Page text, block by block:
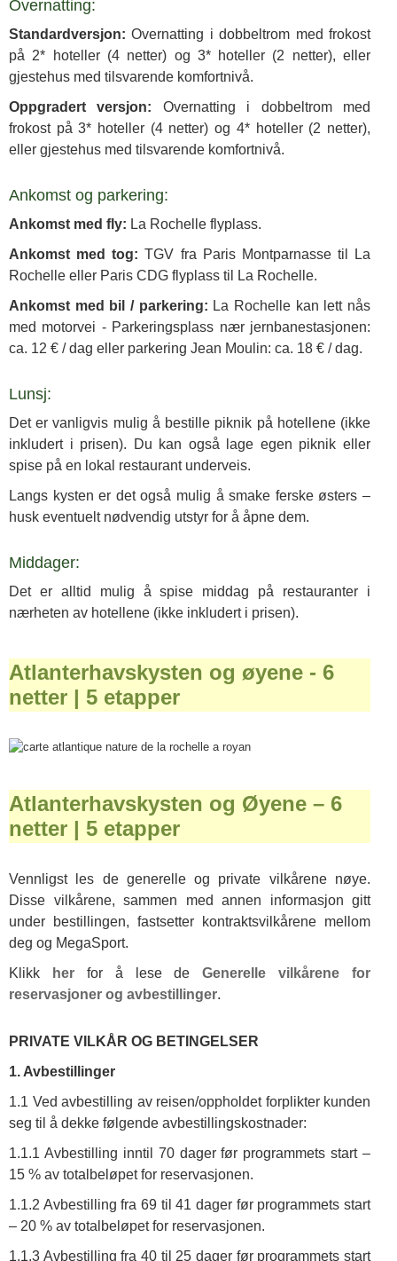
Overnatting:
Standardversjon: Overnatting i dobbeltrom med frokost
på 2* hoteller (4 netter) og 3* hoteller (2 netter), eller
gjestehus med tilsvarende komfortnivå.
Oppgradert versjon: Overnatting i dobbeltrom med
frokost på 3* hoteller (4 netter) og 4* hoteller (2 netter),
eller gjestehus med tilsvarende komfortnivå.
Ankomst og parkering:
Ankomst med fly: La Rochelle flyplass.
Ankomst med tog: TGV fra Paris Montparnasse til La
Rochelle eller Paris CDG flyplass til La Rochelle.
Ankomst med bil / parkering: La Rochelle kan lett nås
med motorvei - Parkeringsplass nær jernbanestasjonen:
ca. 12 € / dag eller parkering Jean Moulin: ca. 18 € / dag.
Lunsj:
Det er vanligvis mulig å bestille piknik på hotellene (ikke
inkludert i prisen). Du kan også lage egen piknik eller
spise på en lokal restaurant underveis.
Langs kysten er det også mulig å smake ferske østers –
husk eventuelt nødvendig utstyr for å åpne dem.
Middager:
Det er alltid mulig å spise middag på restauranter i
nærheten av hotellene (ikke inkludert i prisen).
Atlanterhavskysten og øyene - 6
netter | 5 etapper
Atlanterhavskysten og Øyene – 6
netter | 5 etapper
Vennligst les de generelle og private vilkårene nøye.
Disse vilkårene, sammen med annen informasjon gitt
under bestillingen, fastsetter kontraktsvilkårene mellom
deg og MegaSport.
Klikk
her for å lese deGenerelle vilkårene for
reservasjoner og avbestillinger.
PRIVATE VILKÅR OG BETINGELSER
1. Avbestillinger
1.1 Ved avbestilling av reisen/oppholdet forplikter kunden
seg til å dekke følgende avbestillingskostnader:
1.1.1 Avbestilling inntil 70 dager før programmets start –
15 % av totalbeløpet for reservasjonen.
1.1.2 Avbestilling fra 69 til 41 dager før programmets start
– 20 % av totalbeløpet for reservasjonen.
1.1.3 Avbestilling fra 40 til 25 dager før programmets start